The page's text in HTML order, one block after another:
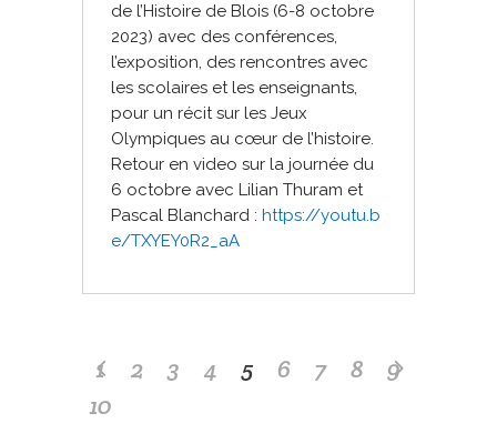
de l’Histoire de Blois (6-8 octobre
2023) avec des conférences,
l’exposition, des rencontres avec
les scolaires et les enseignants,
pour un récit sur les Jeux
Olympiques au cœur de l’histoire.
Retour en video sur la journée du
6 octobre avec Lilian Thuram et
Pascal Blanchard : https://youtu.b
e/TXYEY0R2_aA
1 2 3 4 5 6 7 8
9
10